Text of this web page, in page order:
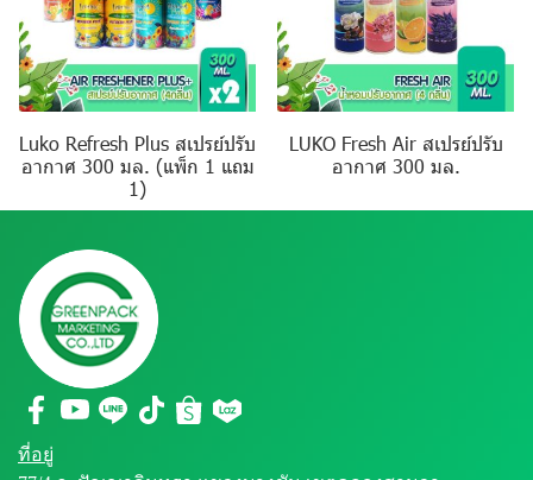
Luko Refresh Plus สเปรย์ปรับ
อากาศ 300 มล. (แพ็ก 1 แถม
1)
LUKO Fresh Air สเปรย์ปรับ
อากาศ 300 มล.
ที่อยู่